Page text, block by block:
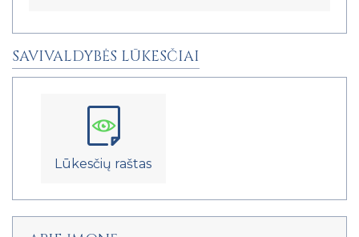
SAVIVALDYBĖS LŪKESČIAI
Lūkesčių raštas